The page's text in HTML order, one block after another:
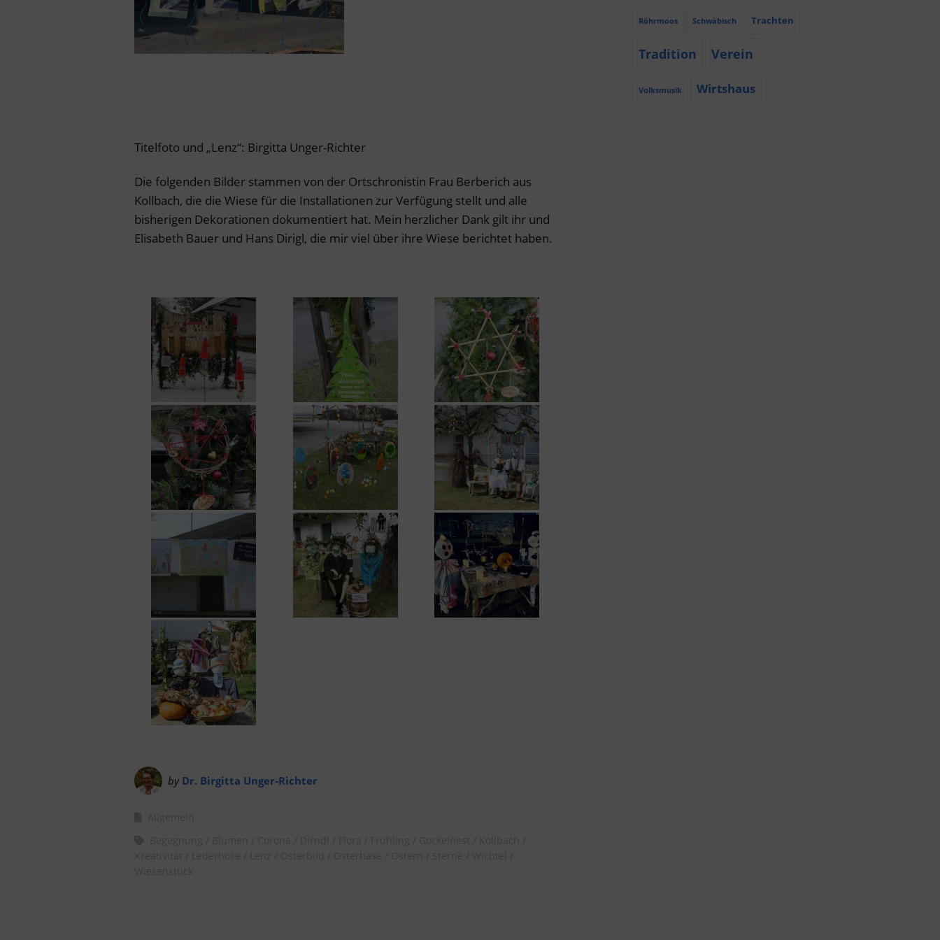
Titelfoto und „Lenz“: Birgitta Unger-Richter
Die folgenden Bilder stammen von der Ortschronistin Frau Berberich aus
Kollbach, die die Wiese für die Installationen zur Verfügung stellt und alle
bisherigen Dekorationen dokumentiert hat. Mein herzlicher Dank gilt ihr und
Elisabeth Bauer und Hans Dirigl, die mir viel über ihre Wiese berichtet haben.
by Dr. Birgitta Unger-Richter
Röhrmoos Schwäbisch Trachten
Tradition Verein
Volksmusik Wirtshaus